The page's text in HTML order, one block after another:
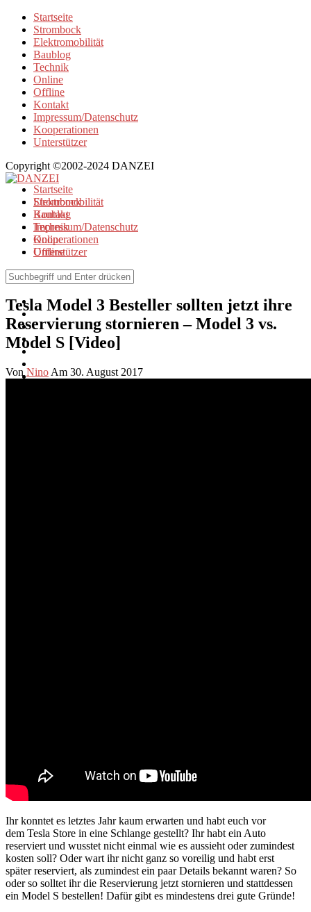
Startseite
Strombock
Elektromobilität
Baublog
Technik
Online
Offline
Kontakt
Impressum/Datenschutz
Kooperationen
Unterstützer
Copyright ©2002-2024 DANZEI
Startseite
Strombock
Kontakt
Impressum/Datenschutz
Kooperationen
Unterstützer
Elektromobilität
Baublog
Technik
Online
Offline
Elektromobilität
Tesla Model 3 Besteller sollten jetzt ihre
Reservierung stornieren – Model 3 vs.
Model S [Video]
Von Nino Am 30. August 2017
Ihr konntet es letztes Jahr kaum erwarten und habt euch vor
dem Tesla Store in eine Schlange gestellt? Ihr habt ein Auto
reserviert und wusstet nicht einmal wie es aussieht oder zumindest
kosten soll? Oder wart ihr nicht ganz so voreilig und habt erst
später reserviert, als zumindest ein paar Details bekannt waren? So
oder so solltet ihr die Reservierung jetzt stornieren und stattdessen
ein Model S bestellen! Dafür gibt es mindestens drei gute Gründe!